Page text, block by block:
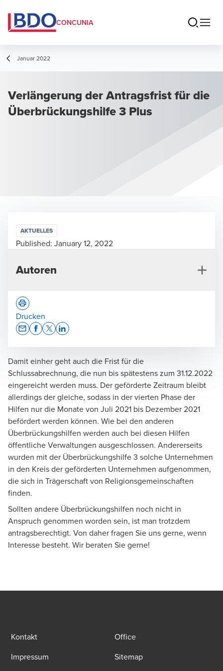
CONCUNIA
Januar 2022
Verlängerung der Antragsfrist für die
Überbrückungshilfe 3 Plus
Damit einher geht auch die Frist für die
Schlussabrechnung, die nun bis spätestens zum 31.12.2022
eingereicht werden muss. Der geförderte Zeitraum bleibt
allerdings der gleiche, sodass in der vierten Phase der
Hilfen nur die Monate von Juli 2021 bis Dezember 2021
befördert werden können. Wie bei den anderen
Überbrückungshilfen werden auch bei diesen Hilfen
öffentliche Verwaltungen ausgeschlossen. Andererseits
wurden mit der Überbrückungshilfe 3 solche Unternehmen
in den Kreis der geförderten Unternehmen aufgenommen,
die sich in Trägerschaft von Religionsgemeinschaften
finden.
Sollten andere Überbrückungshilfen noch nicht in
Anspruch genommen worden sein, ist man trotzdem
antragsberechtigt. Von daher fragen Sie uns gerne, wenn
Interesse besteht. Wir beraten Sie gerne!
AKTUELLES
Published: January 12, 2022
Autoren
Andreas Jürgens
Wirtschaftsprüfer, Steuerberater, Geschäftsführer,
Audit & Assurance
Drucken
Kontakt
Office
Impressum
Sitemap